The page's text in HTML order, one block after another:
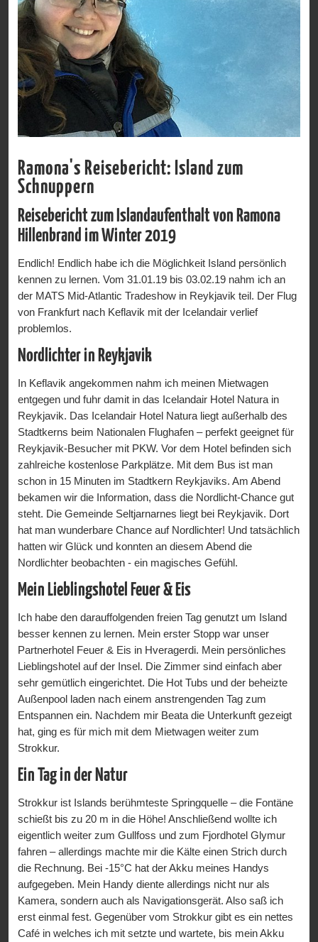
Ramona's Reisebericht: Island zum
Schnuppern
Reisebericht zum Islandaufenthalt von Ramona
Hillenbrand im Winter 2019
Endlich! Endlich habe ich die Möglichkeit Island persönlich
kennen zu lernen. Vom 31.01.19 bis 03.02.19 nahm ich an
der MATS Mid-Atlantic Tradeshow in Reykjavik teil. Der Flug
von Frankfurt nach Keflavik mit der Icelandair verlief
problemlos.
Nordlichter in Reykjavik
In Keflavik angekommen nahm ich meinen Mietwagen
entgegen und fuhr damit in das Icelandair Hotel Natura in
Reykjavik. Das Icelandair Hotel Natura liegt außerhalb des
Stadtkerns beim Nationalen Flughafen – perfekt geeignet für
Reykjavik-Besucher mit PKW. Vor dem Hotel befinden sich
zahlreiche kostenlose Parkplätze. Mit dem Bus ist man
schon in 15 Minuten im Stadtkern Reykjaviks. Am Abend
bekamen wir die Information, dass die Nordlicht-Chance gut
steht. Die Gemeinde Seltjarnarnes liegt bei Reykjavik. Dort
hat man wunderbare Chance auf Nordlichter! Und tatsächlich
hatten wir Glück und konnten an diesem Abend die
Nordlichter beobachten - ein magisches Gefühl.
Mein Lieblingshotel Feuer & Eis
Ich habe den darauffolgenden freien Tag genutzt um Island
besser kennen zu lernen. Mein erster Stopp war unser
Partnerhotel Feuer & Eis in Hveragerdi. Mein persönliches
Lieblingshotel auf der Insel. Die Zimmer sind einfach aber
sehr gemütlich eingerichtet. Die Hot Tubs und der beheizte
Außenpool laden nach einem anstrengenden Tag zum
Entspannen ein. Nachdem mir Beata die Unterkunft gezeigt
hat, ging es für mich mit dem Mietwagen weiter zum
Strokkur.
Ein Tag in der Natur
Strokkur ist Islands berühmteste Springquelle – die Fontäne
schießt bis zu 20 m in die Höhe! Anschließend wollte ich
eigentlich weiter zum Gullfoss und zum Fjordhotel Glymur
fahren – allerdings machte mir die Kälte einen Strich durch
die Rechnung. Bei -15°C hat der Akku meines Handys
aufgegeben. Mein Handy diente allerdings nicht nur als
Kamera, sondern auch als Navigationsgerät. Also saß ich
erst einmal fest. Gegenüber vom Strokkur gibt es ein nettes
Café in welches ich mit setzte und wartete, bis mein Akku